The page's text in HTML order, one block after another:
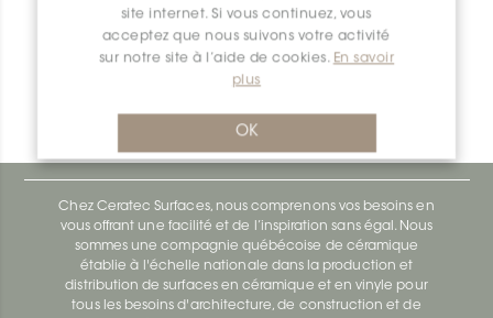
site internet. Si vous continuez, vous
acceptez que nous suivons votre activité
sur notre site à l’aide de cookies. En savoir
plus
OK
Bara-Rwl R/RWL15PG
Chez Ceratec Surfaces, nous comprenons vos besoins en
vous offrant une facilité et de l’inspiration sans égal. Nous
sommes une compagnie québécoise de céramique
établie à l'échelle nationale dans la production et
distribution de surfaces en céramique et en vinyle pour
tous les besoins d'architecture, de construction et de